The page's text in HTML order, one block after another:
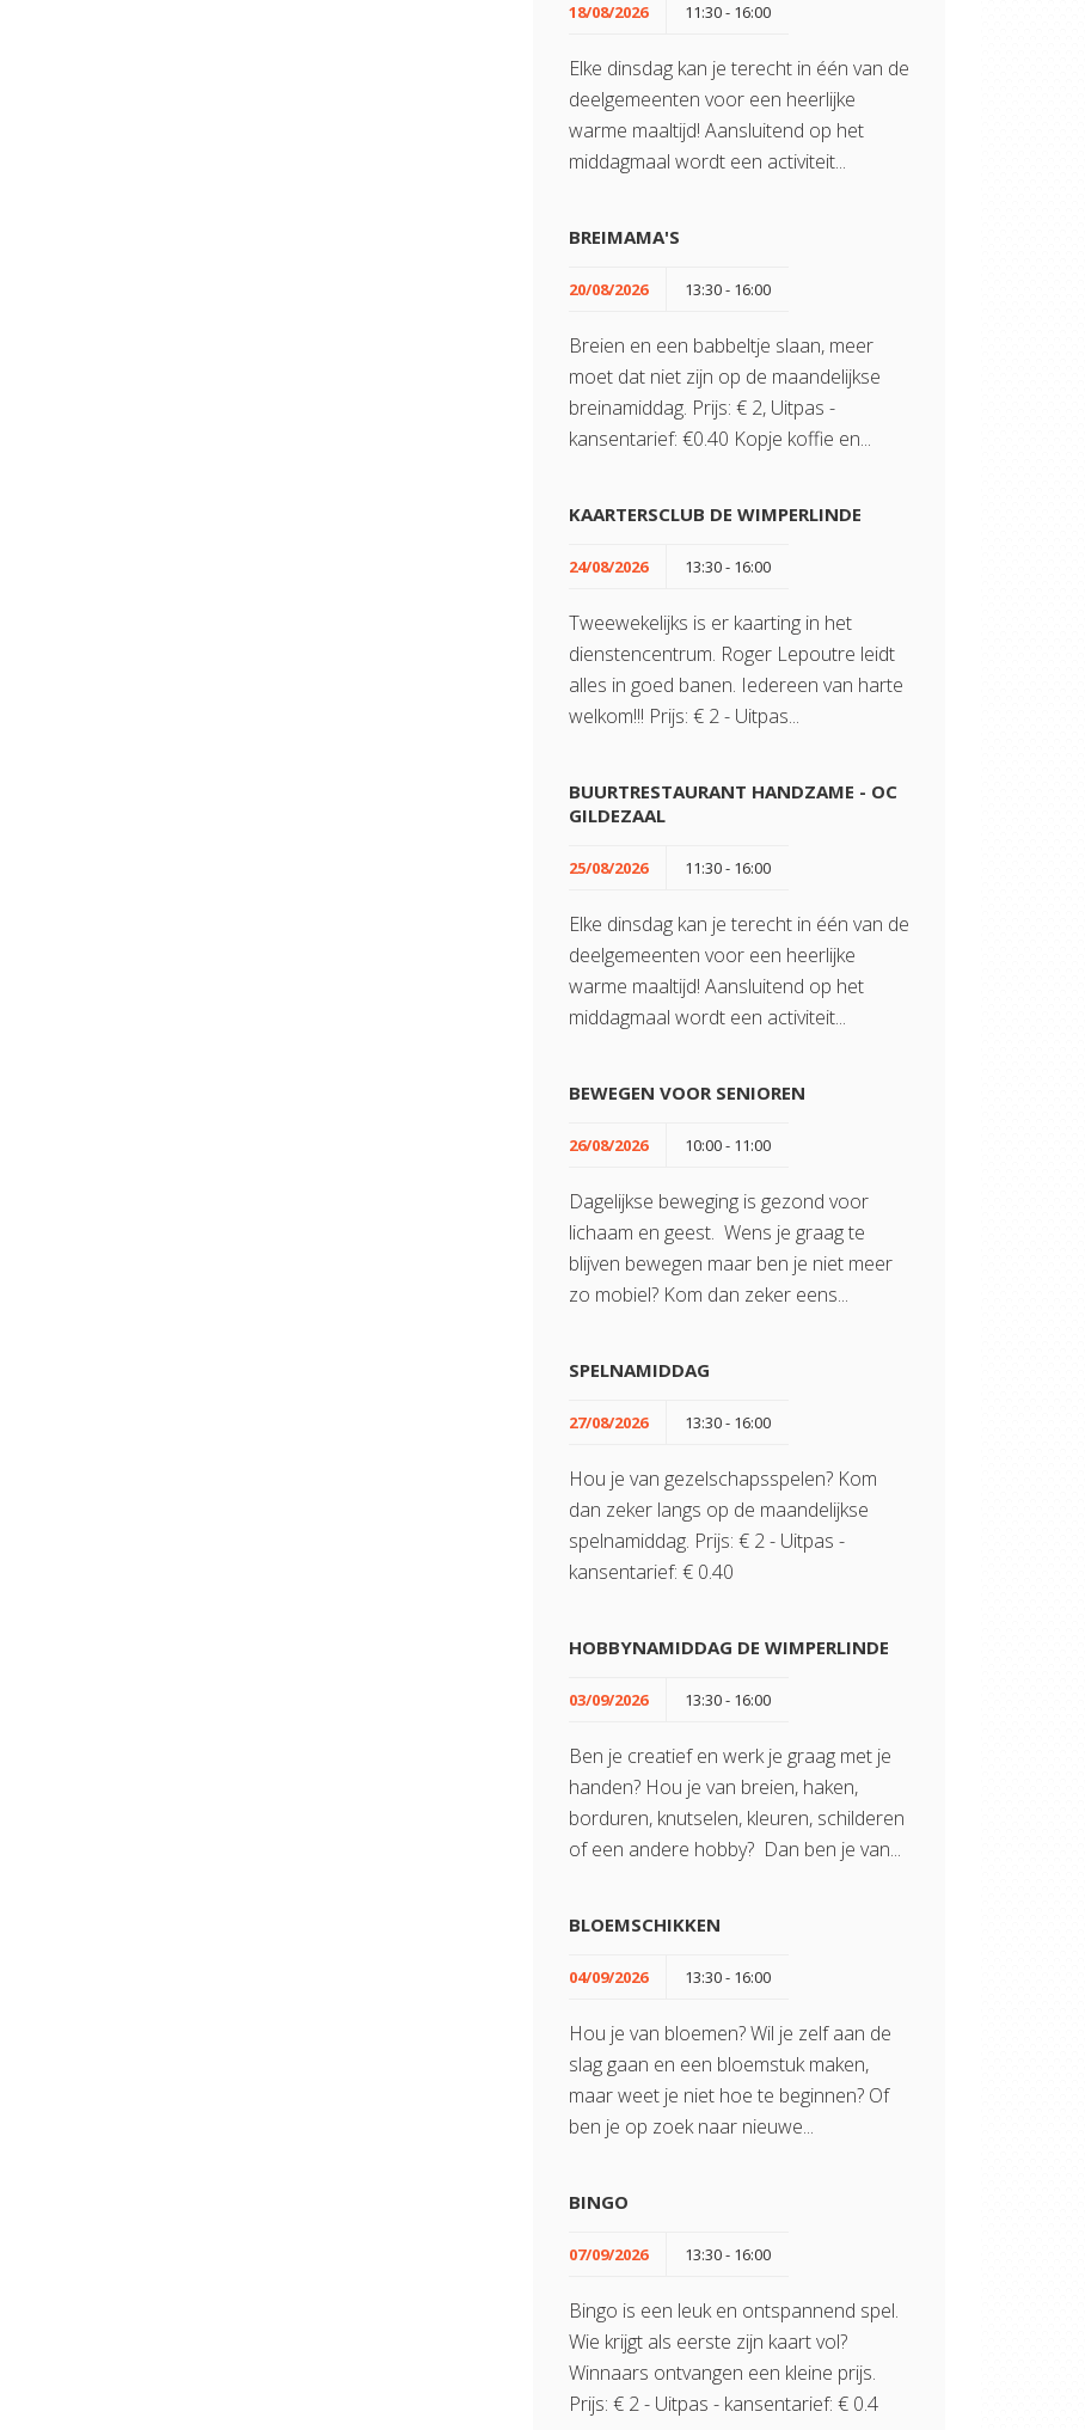
18/08/2026 11:30 - 16:00
Elke dinsdag kan je terecht in één van de
deelgemeenten voor een heerlijke
warme maaltijd! Aansluitend op het
middagmaal wordt een activiteit...
BREIMAMA'S
20/08/2026 13:30 - 16:00
Breien en een babbeltje slaan, meer
moet dat niet zijn op de maandelijkse
breinamiddag. Prijs: € 2, Uitpas -
kansentarief: €0.40 Kopje koffie en...
KAARTERSCLUB DE WIMPERLINDE
24/08/2026 13:30 - 16:00
Tweewekelijks is er kaarting in het
dienstencentrum. Roger Lepoutre leidt
alles in goed banen. Iedereen van harte
welkom!!! Prijs: € 2 - Uitpas...
BUURTRESTAURANT HANDZAME - OC
GILDEZAAL
25/08/2026 11:30 - 16:00
Elke dinsdag kan je terecht in één van de
deelgemeenten voor een heerlijke
warme maaltijd! Aansluitend op het
middagmaal wordt een activiteit...
BEWEGEN VOOR SENIOREN
26/08/2026 10:00 - 11:00
Dagelijkse beweging is gezond voor
lichaam en geest. Wens je graag te
blijven bewegen maar ben je niet meer
zo mobiel? Kom dan zeker eens...
SPELNAMIDDAG
27/08/2026 13:30 - 16:00
Hou je van gezelschapsspelen? Kom
dan zeker langs op de maandelijkse
spelnamiddag. Prijs: € 2 - Uitpas -
kansentarief: € 0.40
HOBBYNAMIDDAG DE WIMPERLINDE
03/09/2026 13:30 - 16:00
Ben je creatief en werk je graag met je
handen? Hou je van breien, haken,
borduren, knutselen, kleuren, schilderen
of een andere hobby? Dan ben je van...
BLOEMSCHIKKEN
04/09/2026 13:30 - 16:00
Hou je van bloemen? Wil je zelf aan de
slag gaan en een bloemstuk maken,
maar weet je niet hoe te beginnen? Of
ben je op zoek naar nieuwe...
BINGO
07/09/2026 13:30 - 16:00
Bingo is een leuk en ontspannend spel.
Wie krijgt als eerste zijn kaart vol?
Winnaars ontvangen een kleine prijs.
Prijs: € 2 - Uitpas - kansentarief: € 0.4